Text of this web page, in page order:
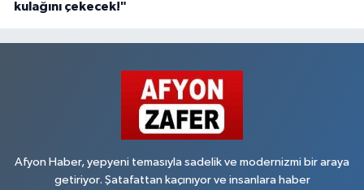
kulağını çekecek!"
Afyon Haber, yepyeni temasıyla sadelik ve modernizmi bir araya
getiriyor. Şatafattan kaçınıyor ve insanlara haber